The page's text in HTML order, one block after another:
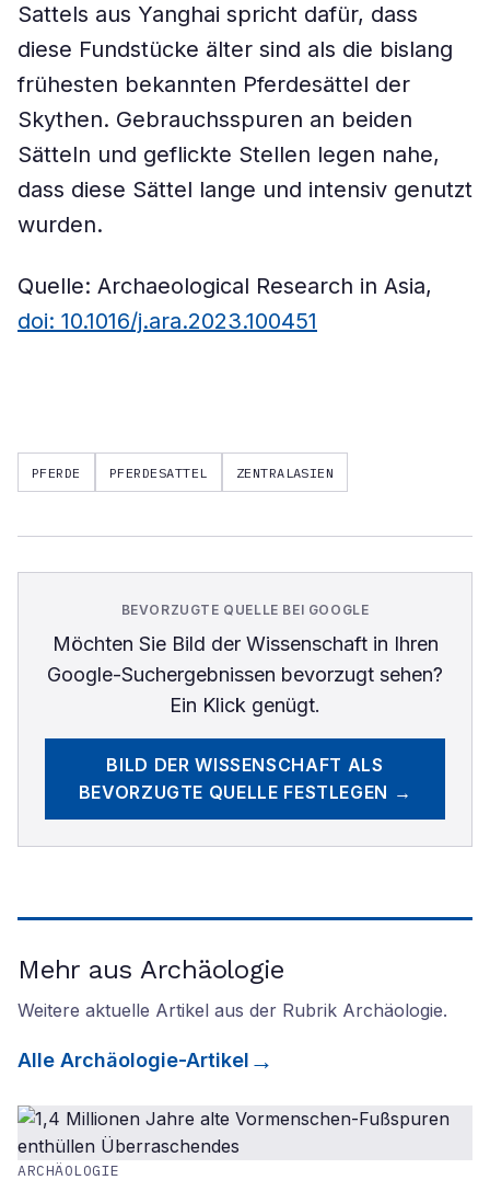
Sattels aus Yanghai spricht dafür, dass
diese Fundstücke älter sind als die bislang
frühesten bekannten Pferdesättel der
Skythen. Gebrauchsspuren an beiden
Sätteln und geflickte Stellen legen nahe,
dass diese Sättel lange und intensiv genutzt
wurden.
Quelle: Archaeological Research in Asia,
doi: 10.1016/j.ara.2023.100451
PFERDE PFERDESATTEL ZENTRALASIEN
BEVORZUGTE QUELLE BEI GOOGLE
Möchten Sie Bild der Wissenschaftin Ihren
Google-Suchergebnissen bevorzugt sehen?
Ein Klick genügt.
BILD DER WISSENSCHAFT ALS
BEVORZUGTE QUELLE FESTLEGEN →
Mehr aus Archäologie
Weitere aktuelle Artikel aus der Rubrik Archäologie.
Alle Archäologie-Artikel
ARCHÄOLOGIE